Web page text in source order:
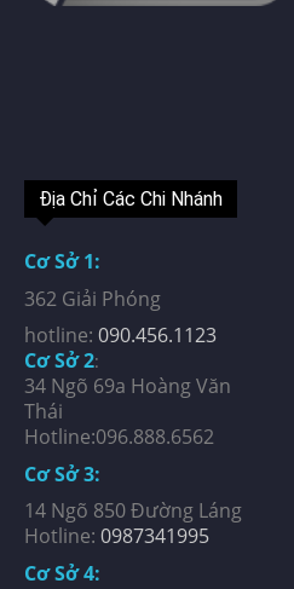
Địa Chỉ Các Chi Nhánh
Cơ Sở 1:
362 Giải Phóng
hotline: 090.456.1123
Cơ Sở 2:
34 Ngõ 69a Hoàng Văn
Thái
Hotline:096.888.6562
Cơ Sở 3:
14 Ngõ 850 Đường Láng
Hotline: 0987341995
Cơ Sở 4: